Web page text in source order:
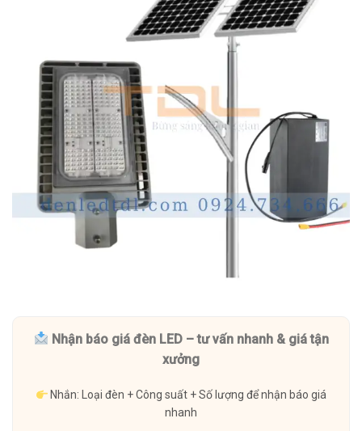
Nhận báo giá đèn LED – tư vấn nhanh & giá tận
xưởng
Nhắn: Loại đèn + Công suất + Số lượng để nhận báo giá
nhanh